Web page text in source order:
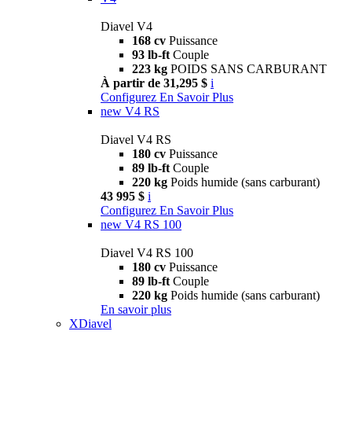
Diavel V4
168 cv Puissance
93 lb-ft Couple
223 kg POIDS SANS CARBURANT
À partir de 31,295 $ i
Configurez En Savoir Plus
new V4 RS
Diavel V4 RS
180 cv Puissance
89 lb-ft Couple
220 kg Poids humide (sans carburant)
43 995 $ i
Configurez En Savoir Plus
new V4 RS 100
Diavel V4 RS 100
180 cv Puissance
89 lb-ft Couple
220 kg Poids humide (sans carburant)
En savoir plus
XDiavel